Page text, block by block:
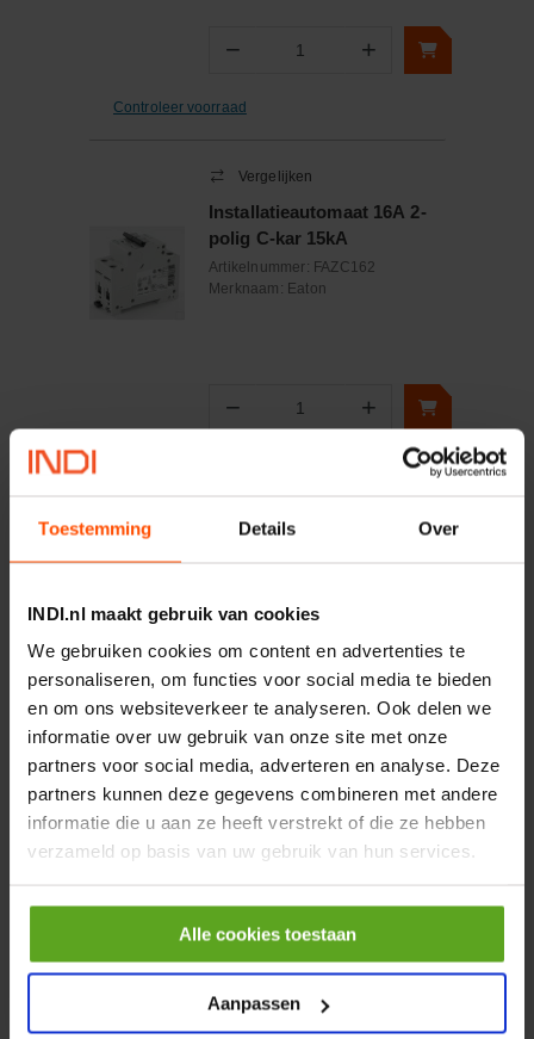
Toestemming Details Over
INDI.nl maakt gebruik van cookies
We gebruiken cookies om content en advertenties te
personaliseren, om functies voor social media te bieden
en om ons websiteverkeer te analyseren. Ook delen we
informatie over uw gebruik van onze site met onze
partners voor social media, adverteren en analyse. Deze
partners kunnen deze gegevens combineren met andere
informatie die u aan ze heeft verstrekt of die ze hebben
verzameld op basis van uw gebruik van hun services.
Alle cookies toestaan
Aanpassen
− Aantal +
Controleer voorraad
Vergelijken
Installatieautomaat 16A 2-
polig C-kar 15kA
Artikelnummer: FAZC162
Merknaam: Eaton
− Aantal +
Vergelijken
Verzamel railsysteem
Artikelnummer:
EVG164PHAS8MODUL
− Aantal +
Controleer voorraad
polig met NUL C-kar 15kA
Artikelnummer:
FAZC163N